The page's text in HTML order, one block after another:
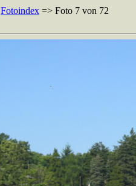
Fotoindex => Foto 7 von 72